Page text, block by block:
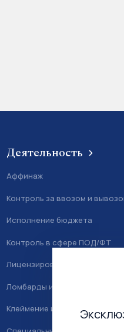
Деятельность
Аффинаж
Контроль за ввозом и
Исполнение бюджета
Контроль в сфере ПОД/ФТ
Лицензирование
Ломбарды и скупка
Клеймение и маркировка